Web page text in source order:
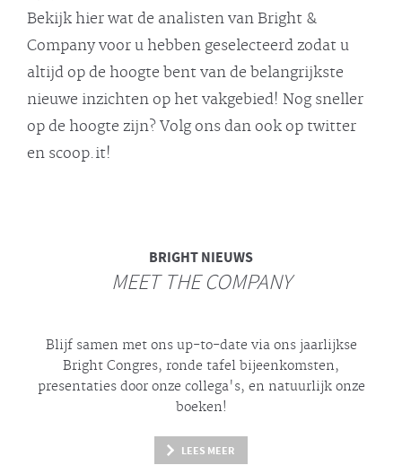
Bekijk hier wat de analisten van Bright &
Company voor u hebben geselecteerd zodat u
altijd op de hoogte bent van de belangrijkste
nieuwe inzichten op het vakgebied! Nog sneller
op de hoogte zijn? Volg ons dan ook op twitter
en scoop.it!
BRIGHTNIEUWS
MEET THE COMPANY
Blijf samen met ons up-to-date via ons jaarlijkse
Bright Congres, ronde tafel bijeenkomsten,
presentaties door onze collega's, en natuurlijk onze
boeken!
LEES MEER